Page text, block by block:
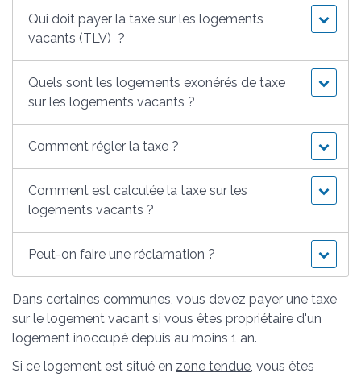
Qui doit payer la taxe sur les logements
vacants (TLV) ?
Quels sont les logements exonérés de taxe
sur les logements vacants ?
Comment régler la taxe ?
Comment est calculée la taxe sur les
logements vacants ?
Peut-on faire une réclamation ?
Dans certaines communes, vous devez payer une taxe
sur le logement vacant si vous êtes propriétaire d'un
logement inoccupé depuis au moins 1 an.
Si ce logement est situé en zone tendue, vous êtes